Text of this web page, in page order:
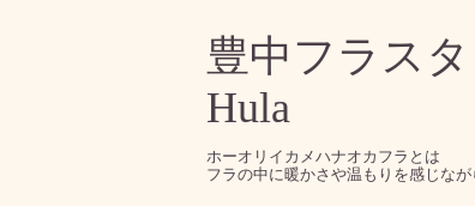
豊中フラス
Hula
ホーオリイカメハナオカフラとは
フラの中に暖かさや温もりを感じな